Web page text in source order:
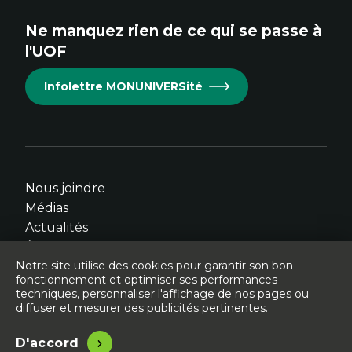
Cet
s'ouvrira
dans
fenêtre.
Cet
s'ouvrira
dans
fenêtre.
Cet
s'ouvrira
dans
fenêtre.
Cet
s'ouvrira
dans
fenêtre.
Cet
s'ouvrira
dans
fenêtre.
Ne manquez rien de ce qui se passe à
l'UOF
Infolettre MONUNIVERSité
Nous joindre
Médias
Actualités
© Université de l'Ontario français - 2026
Site conçu, développé et hébergé par
Notre site utilise des cookies pour garantir son bon
fonctionnement et optimiser ses performances
techniques, personnaliser l'affichage de nos pages ou
diffuser et mesurer des publicités pertinentes.
D'accord